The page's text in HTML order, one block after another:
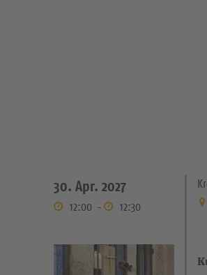
30. Apr. 2027
12:00 - 12:30